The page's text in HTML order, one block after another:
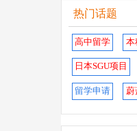
热门话题
高中留学 本
日本SGU项目
留学申请 蔚